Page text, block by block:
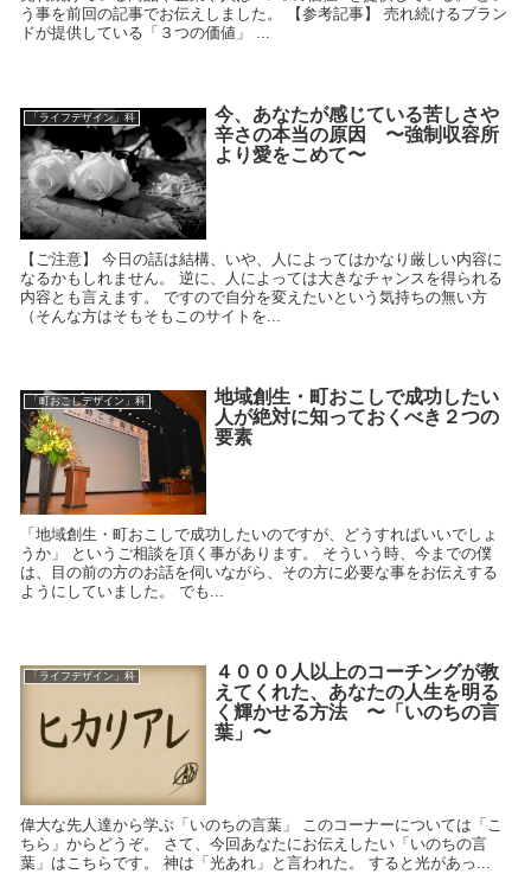
う事を前回の記事でお伝えしました。 【参考記事】 売れ続けるブラン
ドが提供している「３つの価値」 ...
「ライフデザイン」科
今、あなたが感じている苦しさや
辛さの本当の原因 〜強制収容所
より愛をこめて〜
【ご注意】 今日の話は結構、いや、人によってはかなり厳しい内容に
なるかもしれません。 逆に、人によっては大きなチャンスを得られる
内容とも言えます。 ですので自分を変えたいという気持ちの無い方
（そんな方はそもそもこのサイトを...
「町おこしデザイン」科
地域創生・町おこしで成功したい
人が絶対に知っておくべき２つの
要素
「地域創生・町おこしで成功したいのですが、どうすればいいでしょ
うか」 というご相談を頂く事があります。 そういう時、今までの僕
は、目の前の方のお話を伺いながら、その方に必要な事をお伝えする
ようにしていました。 でも...
「ライフデザイン」科
４０００人以上のコーチングが教
えてくれた、あなたの人生を明る
く輝かせる方法 〜「いのちの言
葉」〜
偉大な先人達から学ぶ「いのちの言葉」 このコーナーについては「こ
ちら」からどうぞ。 さて、今回あなたにお伝えしたい「いのちの言
葉」はこちらです。 神は「光あれ」と言われた。 すると光があっ...